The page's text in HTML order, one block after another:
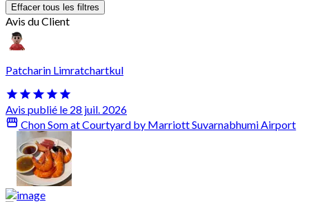
Effacer tous les filtres
Avis du Client
Patcharin Limratchartkul
Avis publié le 28 juil. 2026
Chon Som at Courtyard by Marriott Suvarnabhumi Airport